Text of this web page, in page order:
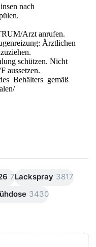
nach
Arzt anrufen.
Ärztlichen
schützen. Nicht
aussetzen.
Behälters gemäß
7Lackspray 3817
3430